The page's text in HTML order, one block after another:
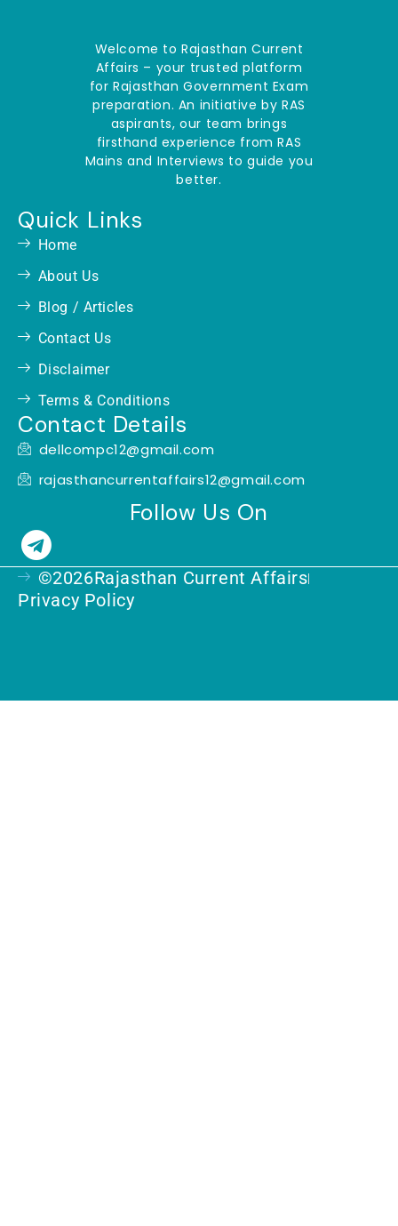
Welcome to Rajasthan Current
Affairs – your trusted platform
for Rajasthan Government Exam
preparation. An initiative by RAS
aspirants, our team brings
firsthand experience from RAS
Mains and Interviews to guide you
better.
Quick Links
Home
About Us
Blog / Articles
Contact Us
Disclaimer
Terms & Conditions
Contact Details
dellcompc12@gmail.com
rajasthancurrentaffairs12@gmail.com
Follow Us On
T
e
l
r
©2026Rajasthan Current Affairs
Privacy Policy